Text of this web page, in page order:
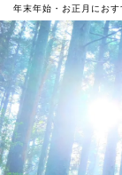
年末年始・お正月にお